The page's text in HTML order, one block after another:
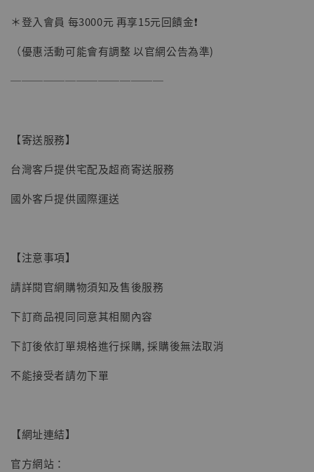
加購優惠【讓子彈飛 鵝城縣長 張麻子 [BK01]】
【現貨】BJSTUDIO 1/6系列可動蒐藏人偶 讓
NT$ 4,980
NT$ 5,300
＊登入會員 每3000元 再享15元回饋金❗️
（優惠活動可能會有調整 以官網公告為準)
──────────────
【寄送服務】
台灣客戶提供宅配及超商寄送服務
國外客戶提供國際運送
【注意事項】
請詳閱官網購物須知及售後服務
下訂商品視同同意其相關內容
下訂後依訂單規格進行採購, 採購後無法取消
不能接受者請勿下單
【網址連結】
官方網站：